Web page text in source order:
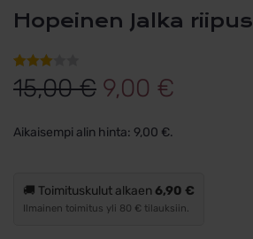
Hopeinen Jalka riipus
Arvio
3.00
perustuen
1
15,00€ Alkuperäinen
hinta
15,00 €.
9,00 €
9,00 €.
Aikaisempi alin hinta: 9,00 €.
🚚 Toimituskulut alkaen6,90 €
Ilmainen toimitus yli 80 € tilauksiin.